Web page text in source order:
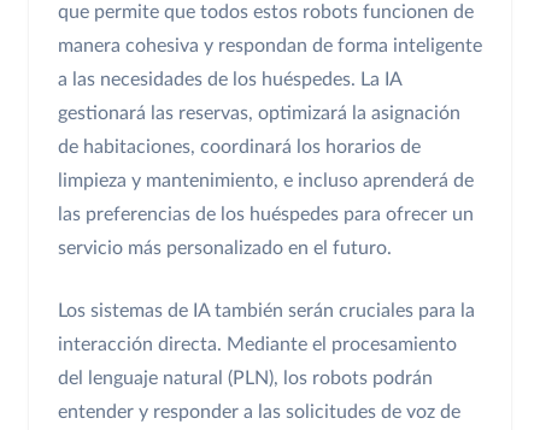
que permite que todos estos robots funcionen de
manera cohesiva y respondan de forma inteligente
a las necesidades de los huéspedes. La IA
gestionará las reservas, optimizará la asignación
de habitaciones, coordinará los horarios de
limpieza y mantenimiento, e incluso aprenderá de
las preferencias de los huéspedes para ofrecer un
servicio más personalizado en el futuro.
Los sistemas de IA también serán cruciales para la
interacción directa. Mediante el procesamiento
del lenguaje natural (PLN), los robots podrán
entender y responder a las solicitudes de voz de